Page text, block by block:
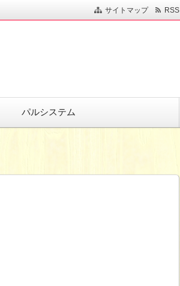
サイトマップ RSS
パルシステム